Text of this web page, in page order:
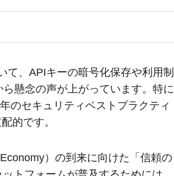
て、APIキーの暗号化保存や利用制
懸念の声が上がっています。特に
のセキュリティベストプラクティ
的です。
）の到来に向けた「信頼の